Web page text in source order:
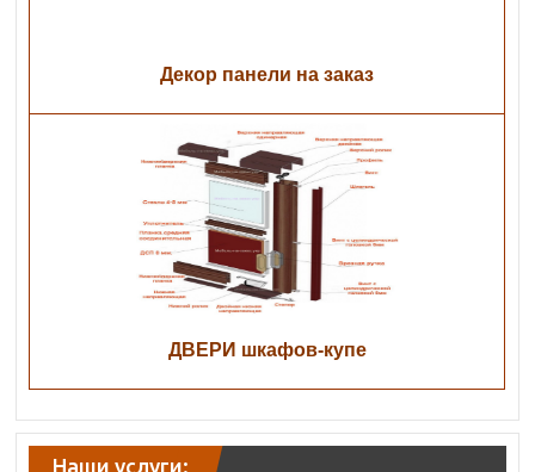
Декор панели на заказ
ДВЕРИ шкафов-купе
Наши услуги: